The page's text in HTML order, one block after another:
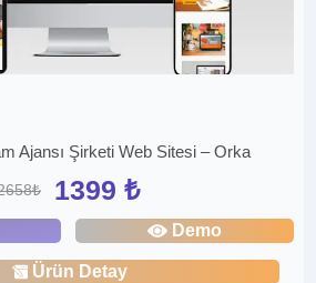
Ajansı Şirketi Web Sitesi – Orka
1399 ₺
Demo
Ürün Detay